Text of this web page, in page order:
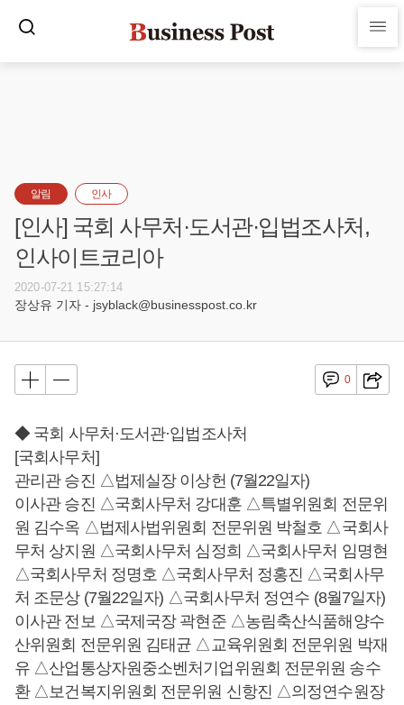
알림 인사
[인사] 국회 사무처·도서관·입법조사처,
인사이트코리아
2020-07-21 15:27:14
장상유 기자 - jsyblack@businesspost.co.kr
0
◆ 국회 사무처·도서관·입법조사처
[국회사무처]
관리관 승진 △법제실장 이상헌 (7월22일자)
이사관 승진 △국회사무처 강대훈 △특별위원회 전문위
원 김수옥 △법제사법위원회 전문위원 박철호 △국회사
무처 상지원 △국회사무처 심정희 △국회사무처 임명현
△국회사무처 정명호 △국회사무처 정홍진 △국회사무
처 조문상 (7월22일자) △국회사무처 정연수 (8월7일자)
이사관 전보 △국제국장 곽현준 △농림축산식품해양수
산위원회 전문위원 김태균 △교육위원회 전문위원 박재
유 △산업통상자원중소벤처기업위원회 전문위원 송수
환 △보건복지위원회 전문위원 신항진 △의정연수원장